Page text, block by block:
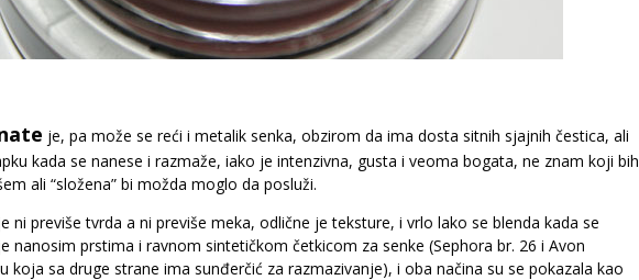
je, pa može se reći i metalik senka, obzirom da ima dosta sitnih sjajnih čestica, ali
kada se nanese i razmaže, iako je intenzivna, gusta i veoma bogata, ne znam koji bih
ali “složena” bi možda moglo da posluži.
ni previše tvrda a ni previše meka, odlične je teksture, i vrlo lako se blenda kada se
nanosim prstima i ravnom sintetičkom četkicom za senke (Sephora br. 26 i Avon
koja sa druge strane ima sunđerčić za razmazivanje), i oba načina su se pokazala kao